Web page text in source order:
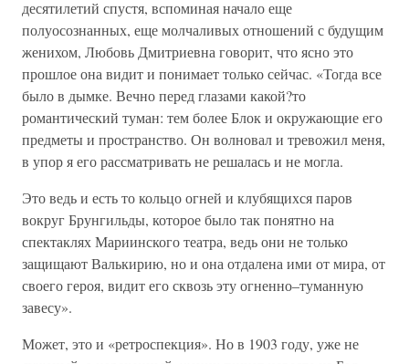
десятилетий спустя, вспоминая начало еще
полуосознанных, еще молчаливых отношений с будущим
женихом, Любовь Дмитриевна говорит, что ясно это
прошлое она видит и понимает только сейчас. «Тогда все
было в дымке. Вечно перед глазами какой?то
романтический туман: тем более Блок и окружающие его
предметы и пространство. Он волновал и тревожил меня,
в упор я его рассматривать не решалась и не могла.
Это ведь и есть то кольцо огней и клубящихся паров
вокруг Брунгильды, которое было так понятно на
спектаклях Мариинского театра, ведь они не только
защищают Валькирию, но и она отдалена ими от мира, от
своего героя, видит его сквозь эту огненно–туманную
завесу».
Может, это и «ретроспекция». Но в 1903 году, уже не